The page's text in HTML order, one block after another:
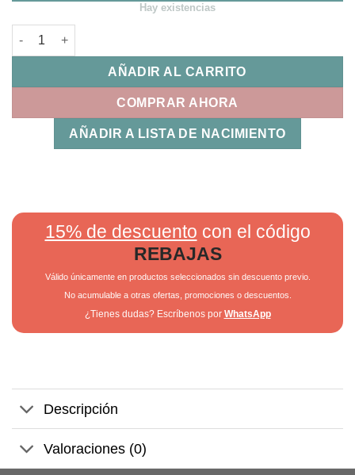
Hay existencias
Set 2 Ganchos Eco Mum Cloud Walking Mum cantidad
AÑADIR AL CARRITO
COMPRAR AHORA
AÑADIR A LISTA DE NACIMIENTO
15% de descuento con el código
REBAJAS
Válido únicamente en productos seleccionados sin descuento previo.
No acumulable a otras ofertas, promociones o descuentos.
¿Tienes dudas? Escríbenos por WhatsApp
Descripción
Valoraciones (0)